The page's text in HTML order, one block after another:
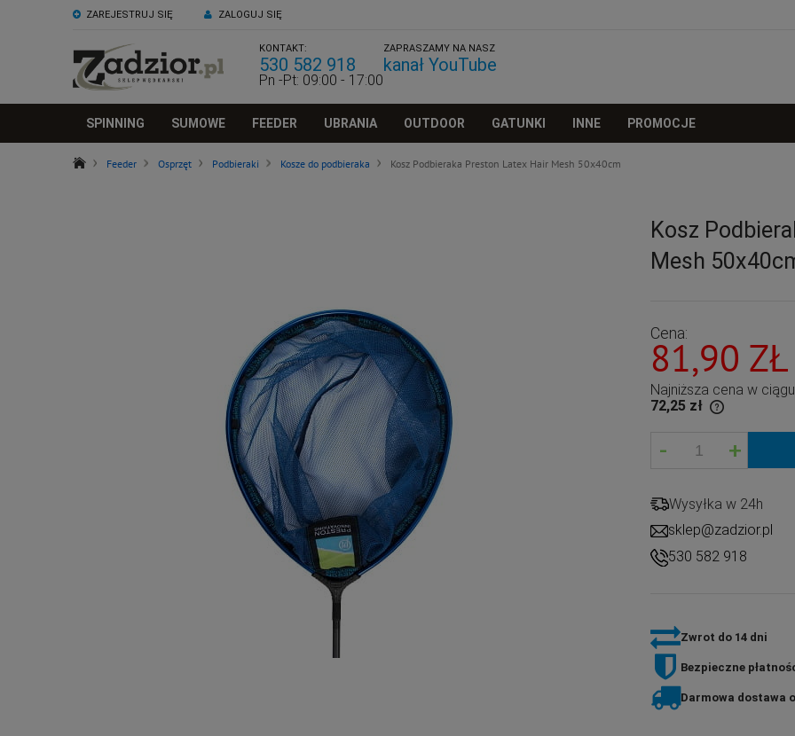
ZAREJESTRUJ SIĘ ZALOGUJ SIĘ
KONTAKT:
530 582 918
Pn -Pt: 09:00 - 17:00
ZAPRASZAMY NA NASZ
kanał YouTube
SPINNING SUMOWE FEEDER UBRANIA OUTDOOR GATUNKI INNE PROMOCJE
Feeder Osprzęt Podbieraki Kosze do podbieraka Kosz Podbieraka Preston Latex Hair Mesh 50x40cm
Kosz
Mesh
Cena:
81,90 ZŁ
Najniższa cena w
72,25 zł
- +
Wysyłka w 24h
sklep@zadzior.pl
530 582 918
Zwrot do 14 dni
Bezpieczne
Darmowa dostawa